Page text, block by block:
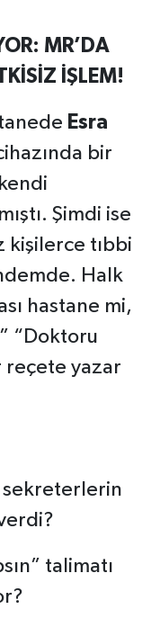
MR’DA
İŞLEM!
Esra
bir
Şimdi ise
tıbbi
Halk
hastane mi,
“Doktoru
reçete yazar
sekreterlerin
talimatı